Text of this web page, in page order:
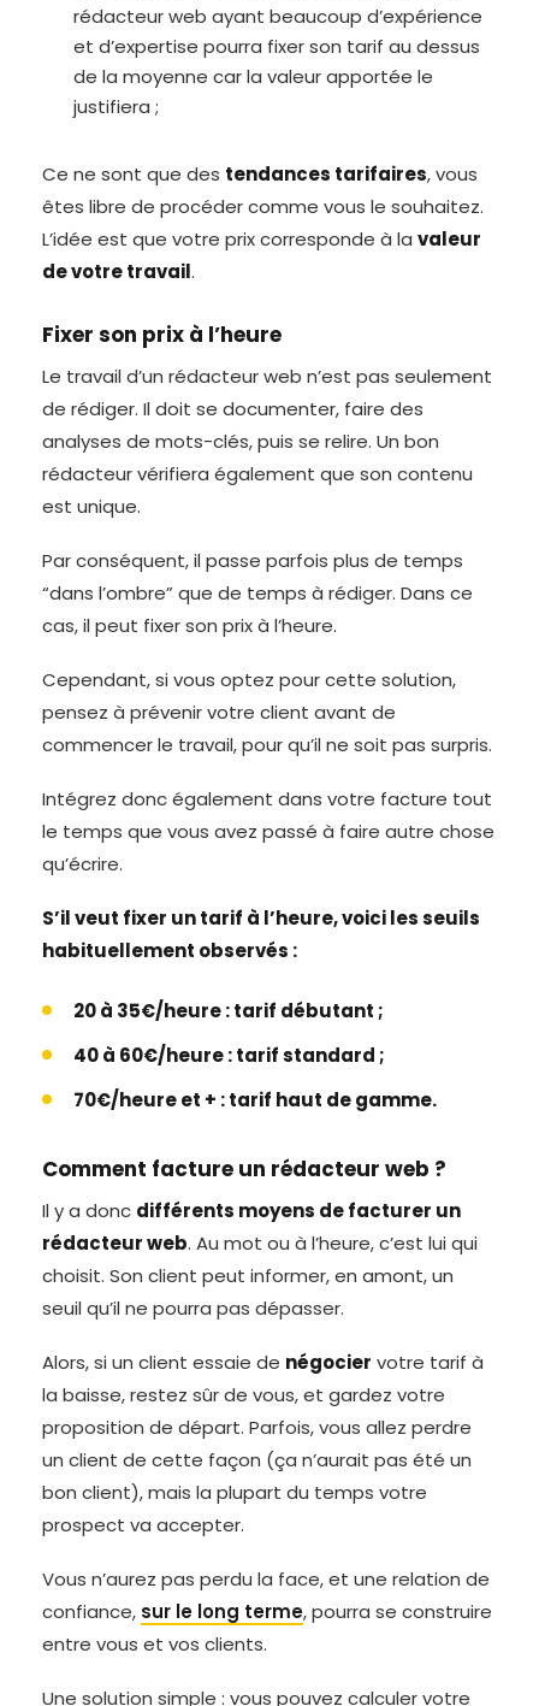
rédacteur web ayant beaucoup d’expérience
et d’expertise pourra fixer son tarif au dessus
de la moyenne car la valeur apportée le
justifiera ;
Ce ne sont que des tendances tarifaires, vous
êtes libre de procéder comme vous le souhaitez.
L’idée est que votre prix corresponde à la valeur
de votre travail.
Fixer son prix à l’heure
Le travail d’un rédacteur web n’est pas seulement
de rédiger. Il doit se documenter, faire des
analyses de mots-clés, puis se relire. Un bon
rédacteur vérifiera également que son contenu
est unique.
Par conséquent, il passe parfois plus de temps
“dans l’ombre” que de temps à rédiger. Dans ce
cas, il peut fixer son prix à l’heure.
Cependant, si vous optez pour cette solution,
pensez à prévenir votre client avant de
commencer le travail, pour qu’il ne soit pas surpris.
Intégrez donc également dans votre facture tout
le temps que vous avez passé à faire autre chose
qu’écrire.
S’il veut fixer un tarif à l’heure, voici les seuils
habituellement observés :
20 à 35€/heure : tarif débutant ;
40 à 60€/heure : tarif standard ;
70€/heure et + : tarif haut de gamme.
Comment facture un rédacteur web ?
Il y a donc différents moyens de facturer un
rédacteur web. Au mot ou à l’heure, c’est lui qui
choisit. Son client peut informer, en amont, un
seuil qu’il ne pourra pas dépasser.
Alors, si un client essaie de négocier votre tarif à
la baisse, restez sûr de vous, et gardez votre
proposition de départ. Parfois, vous allez perdre
un client de cette façon (ça n’aurait pas été un
bon client), mais la plupart du temps votre
prospect va accepter.
Vous n’aurez pas perdu la face, et une relation de
confiance, sur le long terme, pourra se construire
entre vous et vos clients.
Une solution simple : vous pouvez calculer votre